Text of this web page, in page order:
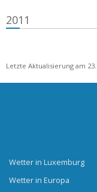
2011
Letzte Aktualisierung am
Wetter in Luxemburg
Wetter in Europa